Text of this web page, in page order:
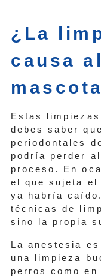
¿La
causa
Estas
debes saber
periodontales
podría perder
proceso. En
el que sujeta el
ya habría
técnicas de
sino la propia
La anestesia
una limpieza
perros como